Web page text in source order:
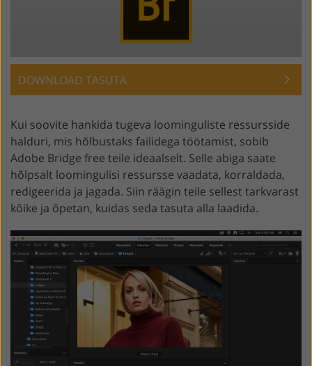
DOWNLOAD TASUTA
Kui soovite hankida tugeva loominguliste ressursside
halduri, mis hõlbustaks failidega töötamist, sobib
Adobe Bridge free teile ideaalselt. Selle abiga saate
hõlpsalt loomingulisi ressursse vaadata, korraldada,
redigeerida ja jagada. Siin räägin teile sellest tarkvarast
kõike ja õpetan, kuidas seda tasuta alla laadida.